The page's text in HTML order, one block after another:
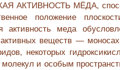
АКТИВНОСТЬ МЁДА,
положение
активность меда
активных веществ —
некоторых
и особым